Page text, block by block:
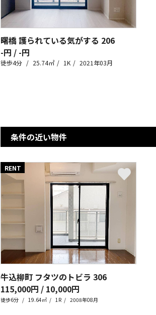
曙橋 護られている気がする 206
-円 / -円
徒歩4分 25.74㎡ 1K 2021年03月
条件の近い物件
RENT
牛込柳町 フタツのトビラ 306
115,000円 / 10,000円
徒歩6分 19.64㎡ 1R 2008年08月